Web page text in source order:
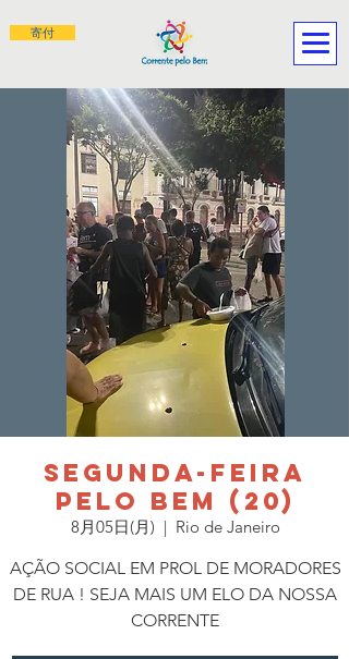
寄付
SEGUNDA-FEIRA
PELO BEM (20)
8月05日(月)
  |
Rio de Janeiro
AÇÃO SOCIAL EM PROL DE MORADORES
DE RUA ! SEJA MAIS UM ELO DA NOSSA
CORRENTE